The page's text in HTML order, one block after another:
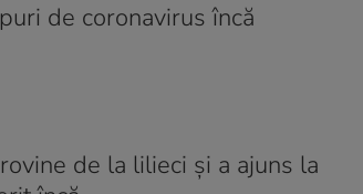
de coronavirus încă
de la lilieci și a ajuns la